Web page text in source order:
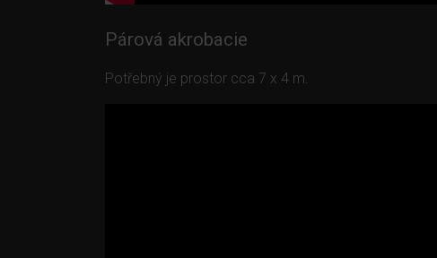
Párová akrobacie
Potřebný je prostor cca 7 x 4 m.